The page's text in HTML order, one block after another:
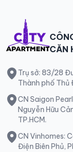
CĂN
Trụ sở: 83/28
Thành phố Thủ
CN Saigon
Nguyễn Hữu
TP.HCM.
CN Vinhomes:
Điện Biên Phủ,